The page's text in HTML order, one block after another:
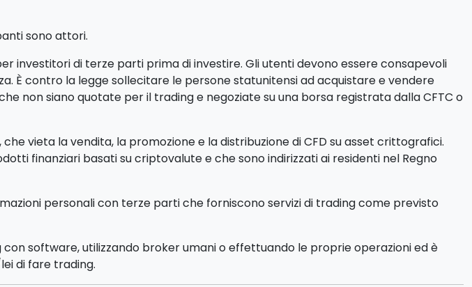
sono attori.
investitori di terze parti prima di investire. Gli utenti devono essere consapevoli
È contro la legge sollecitare le persone statunitensi ad acquistare e vendere
non siano quotate per il trading e negoziate su una borsa registrata dalla CFTC o
vieta la vendita, la promozione e la distribuzione di CFD su asset crittografici.
finanziari basati su criptovalute e che sono indirizzati ai residenti nel Regno
personali con terze parti che forniscono servizi di trading come previsto
software, utilizzando broker umani o effettuando le proprie operazioni ed è
di fare trading.